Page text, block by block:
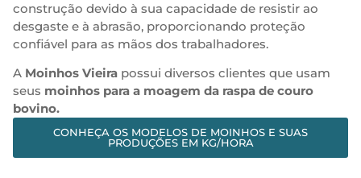
construção devido à sua capacidade de resistir ao
desgaste e à abrasão, proporcionando proteção
confiável para as mãos dos trabalhadores.
A Moinhos Vieira possui diversos clientes que usam
seus moinhos para a moagem da raspa de couro
bovino.
CONHEÇA OS MODELOS DE MOINHOS E SUAS
PRODUÇÕES EM KG/HORA